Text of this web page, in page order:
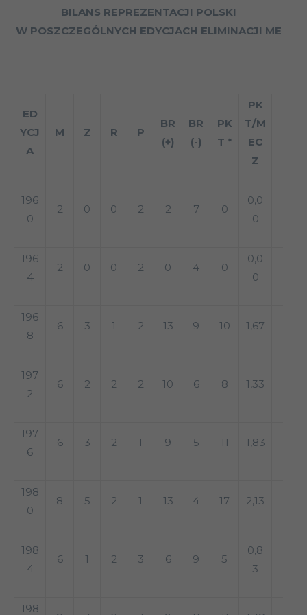
BILANS REPREZENTACJI POLSKI
W POSZCZEGÓLNYCH EDYCJACH ELIMINACJI ME
ED
YCJ
A
M Z R P
BR
(+)
BR
(-)
PK
T *
PK
T/M
EC
Z
196
0
2 0 0 2 2 7 0
0,0
0
196
4
2 0 0 2 0 4 0
0,0
0
196
8
6 3 1 2 13 9 10 1,67
197
2
6 2 2 2 10 6 8 1,33
197
6
6 3 2 1 9 5 11 1,83
198
0
8 5 2 1 13 4 17 2,13
198
4
6 1 2 3 6 9 5
0,8
3
198